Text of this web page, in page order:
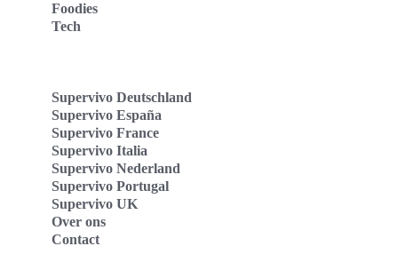
Foodies
Tech
Supervivo Deutschland
Supervivo España
Supervivo France
Supervivo Italia
Supervivo Nederland
Supervivo Portugal
Supervivo UK
Over ons
Contact